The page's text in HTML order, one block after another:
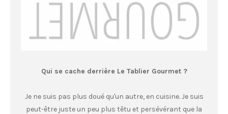
Qui se cache derrière Le Tablier Gourmet ?
Je ne suis pas plus doué qu'un autre, en cuisine. Je suis
peut-être juste un peu plus têtu et persévérant que la